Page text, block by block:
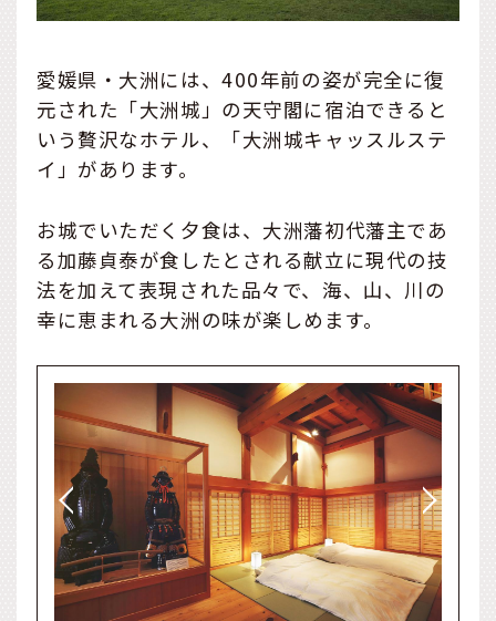
愛媛県・大洲には、400年前の姿が完全に復
元された「大洲城」の天守閣に宿泊できると
いう贅沢なホテル、「大洲城キャッスルステ
イ」があります。
お城でいただく夕食は、大洲藩初代藩主であ
る加藤貞泰が食したとされる献立に現代の技
法を加えて表現された品々で、海、山、川の
幸に恵まれる大洲の味が楽しめます。